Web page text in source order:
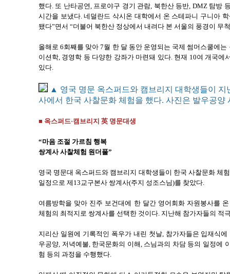
했다. 또 난타공연, 프로야구 경기 관람, 북한산 등반, DMZ 탐방
시간을 보냈다. 네덜란드 삭시온 대학에서 온 스테파니 구니아
됐다”면서 “더불어 북한산 정상에서 내려다 본 서울의 풍경이 무
올해로 6회째를 맞아 7월 한 달 동안 운영되는 국제 썸머스쿨에
이션학, 경영학 등 다양한 강좌가 마련돼 있다. 현재 10여 개국에
있다.
▲ 영국 명문 옥스퍼드와 캠브리지 대학생들이 지
사에서 한국 사찰문화 체험을 했다. 사진은 발우공양
■ 옥스퍼드·캠브리지 英 명문대생
“마음 조절 가르침 행복
쌍계사 사찰체험 원더풀”
영국 명문대 옥스퍼드와 캠브리지 대학생들이 한국 사찰문화 체
일정으로 제13교구본사 쌍계사(주지 성조스님)를 찾았다.
여름방학을 맞아 진주 보건대에 한 달간 영어회화 자원봉사를
체험의 최적지로 쌍계사를 선택한 것이다. 지난해 참가자들의 적
지리산 일원에 기록적인 폭우가 내린 첫날, 참가자들은 입재식
우공양, 저녁예불, 한국문화의 이해, 스님과의 차담 등의 일정에
험 등의 과정을 수행했다.